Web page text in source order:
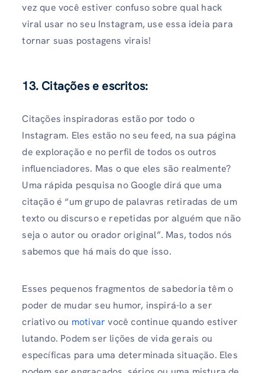
vez que você estiver confuso sobre qual hack
viral usar no seu Instagram, use essa ideia para
tornar suas postagens virais!
13. Citações e escritos:
Citações inspiradoras estão por todo o
Instagram. Eles estão no seu feed, na sua página
de exploração e no perfil de todos os outros
influenciadores. Mas o que eles são realmente?
Uma rápida pesquisa no Google dirá que uma
citação é “um grupo de palavras retiradas de um
texto ou discurso e repetidas por alguém que não
seja o autor ou orador original”. Mas, todos nós
sabemos que há mais do que isso.
Esses pequenos fragmentos de sabedoria têm o
poder de mudar seu humor, inspirá-lo a ser
criativo ou motivar você continue quando estiver
lutando. Podem ser lições de vida gerais ou
específicas para uma determinada situação. Eles